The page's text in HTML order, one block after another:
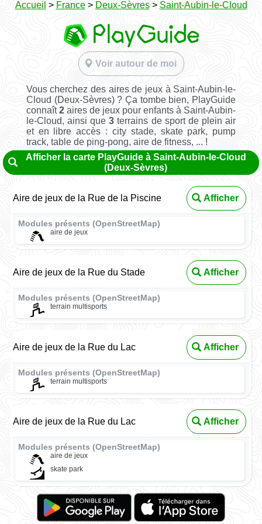
Accueil > France> Deux-Sèvres> Saint-Aubin-le-Cloud
Voir autour de moi
Vous cherchez des aires de jeux à Saint-Aubin-le-
Cloud (Deux-Sèvres) ? Ça tombe bien, PlayGuide
connaît2aires de jeux pour enfants à Saint-Aubin-
le-Cloud, ainsi que3 terrains de sport de plein air
et en libre accès : city stade, skate park, pump
track, table de ping-pong, aire de fitness, ... !
Afficher la carte PlayGuide à Saint-Aubin-le-Cloud
(Deux-Sèvres)
Aire de jeux de la Rue de la Piscine Afficher
Modules présents (OpenStreetMap)
aire de jeux
Aire de jeux de la Rue du Stade Afficher
Modules présents (OpenStreetMap)
terrain multisports
Aire de jeux de la Rue du Lac Afficher
Modules présents (OpenStreetMap)
terrain multisports
Aire de jeux de la Rue du Lac Afficher
Modules présents (OpenStreetMap)
aire de jeux
skate park